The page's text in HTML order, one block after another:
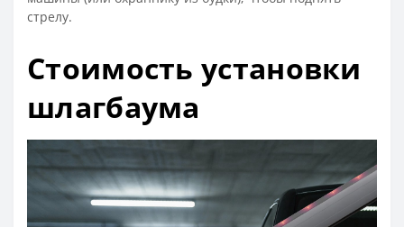
стрелу.
Стоимость установки
шлагбаума